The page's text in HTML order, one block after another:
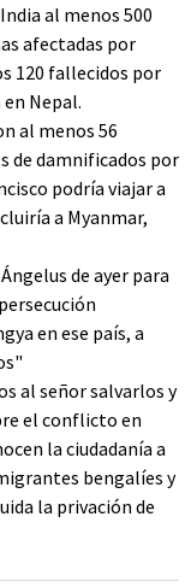
al menos 500
afectadas por
120 fallecidos por
Nepal.
al menos 56
de damnificados por
podría viajar a
a Myanmar,
de ayer para
en ese país, a
al señor salvarlos y
el conflicto en
la ciudadanía a
bengalíes y
la privación de